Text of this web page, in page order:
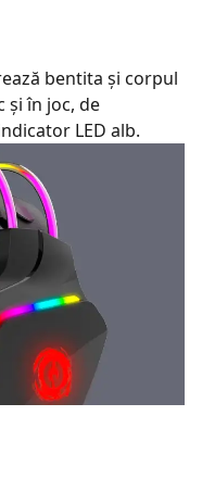
bentita și corpul
și în joc, de
LED alb.